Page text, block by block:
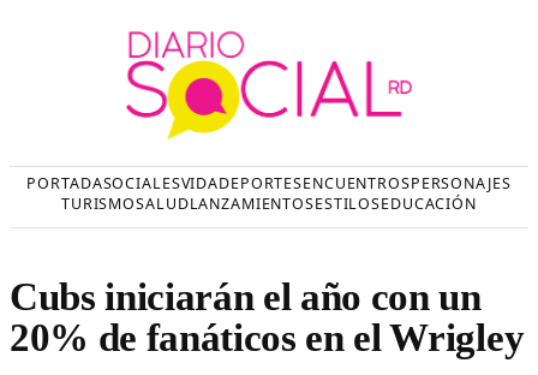
PORTADASOCIALESVIDADEPORTESENCUENTROSPERSONAJES
TURISMOSALUDLANZAMIENTOSESTILOSEDUCACIÓN
Cubs iniciarán el año con un
20% de fanáticos en el Wrigley